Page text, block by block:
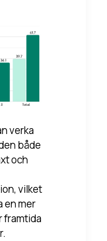
verka
både
och
vilket
en mer
framtida